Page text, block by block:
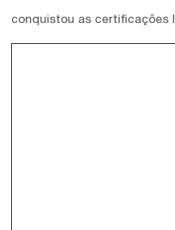
conquistou as certificações